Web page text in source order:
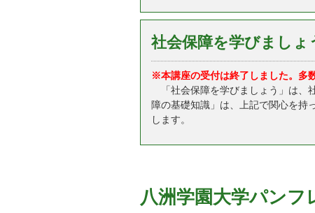
社会保障を学びましょ
※本講座の受付は終了しました。多
「社会保障を学びましょう」は、
障の基礎知識」は、上記で関心を持
します。
八洲学園大学パン